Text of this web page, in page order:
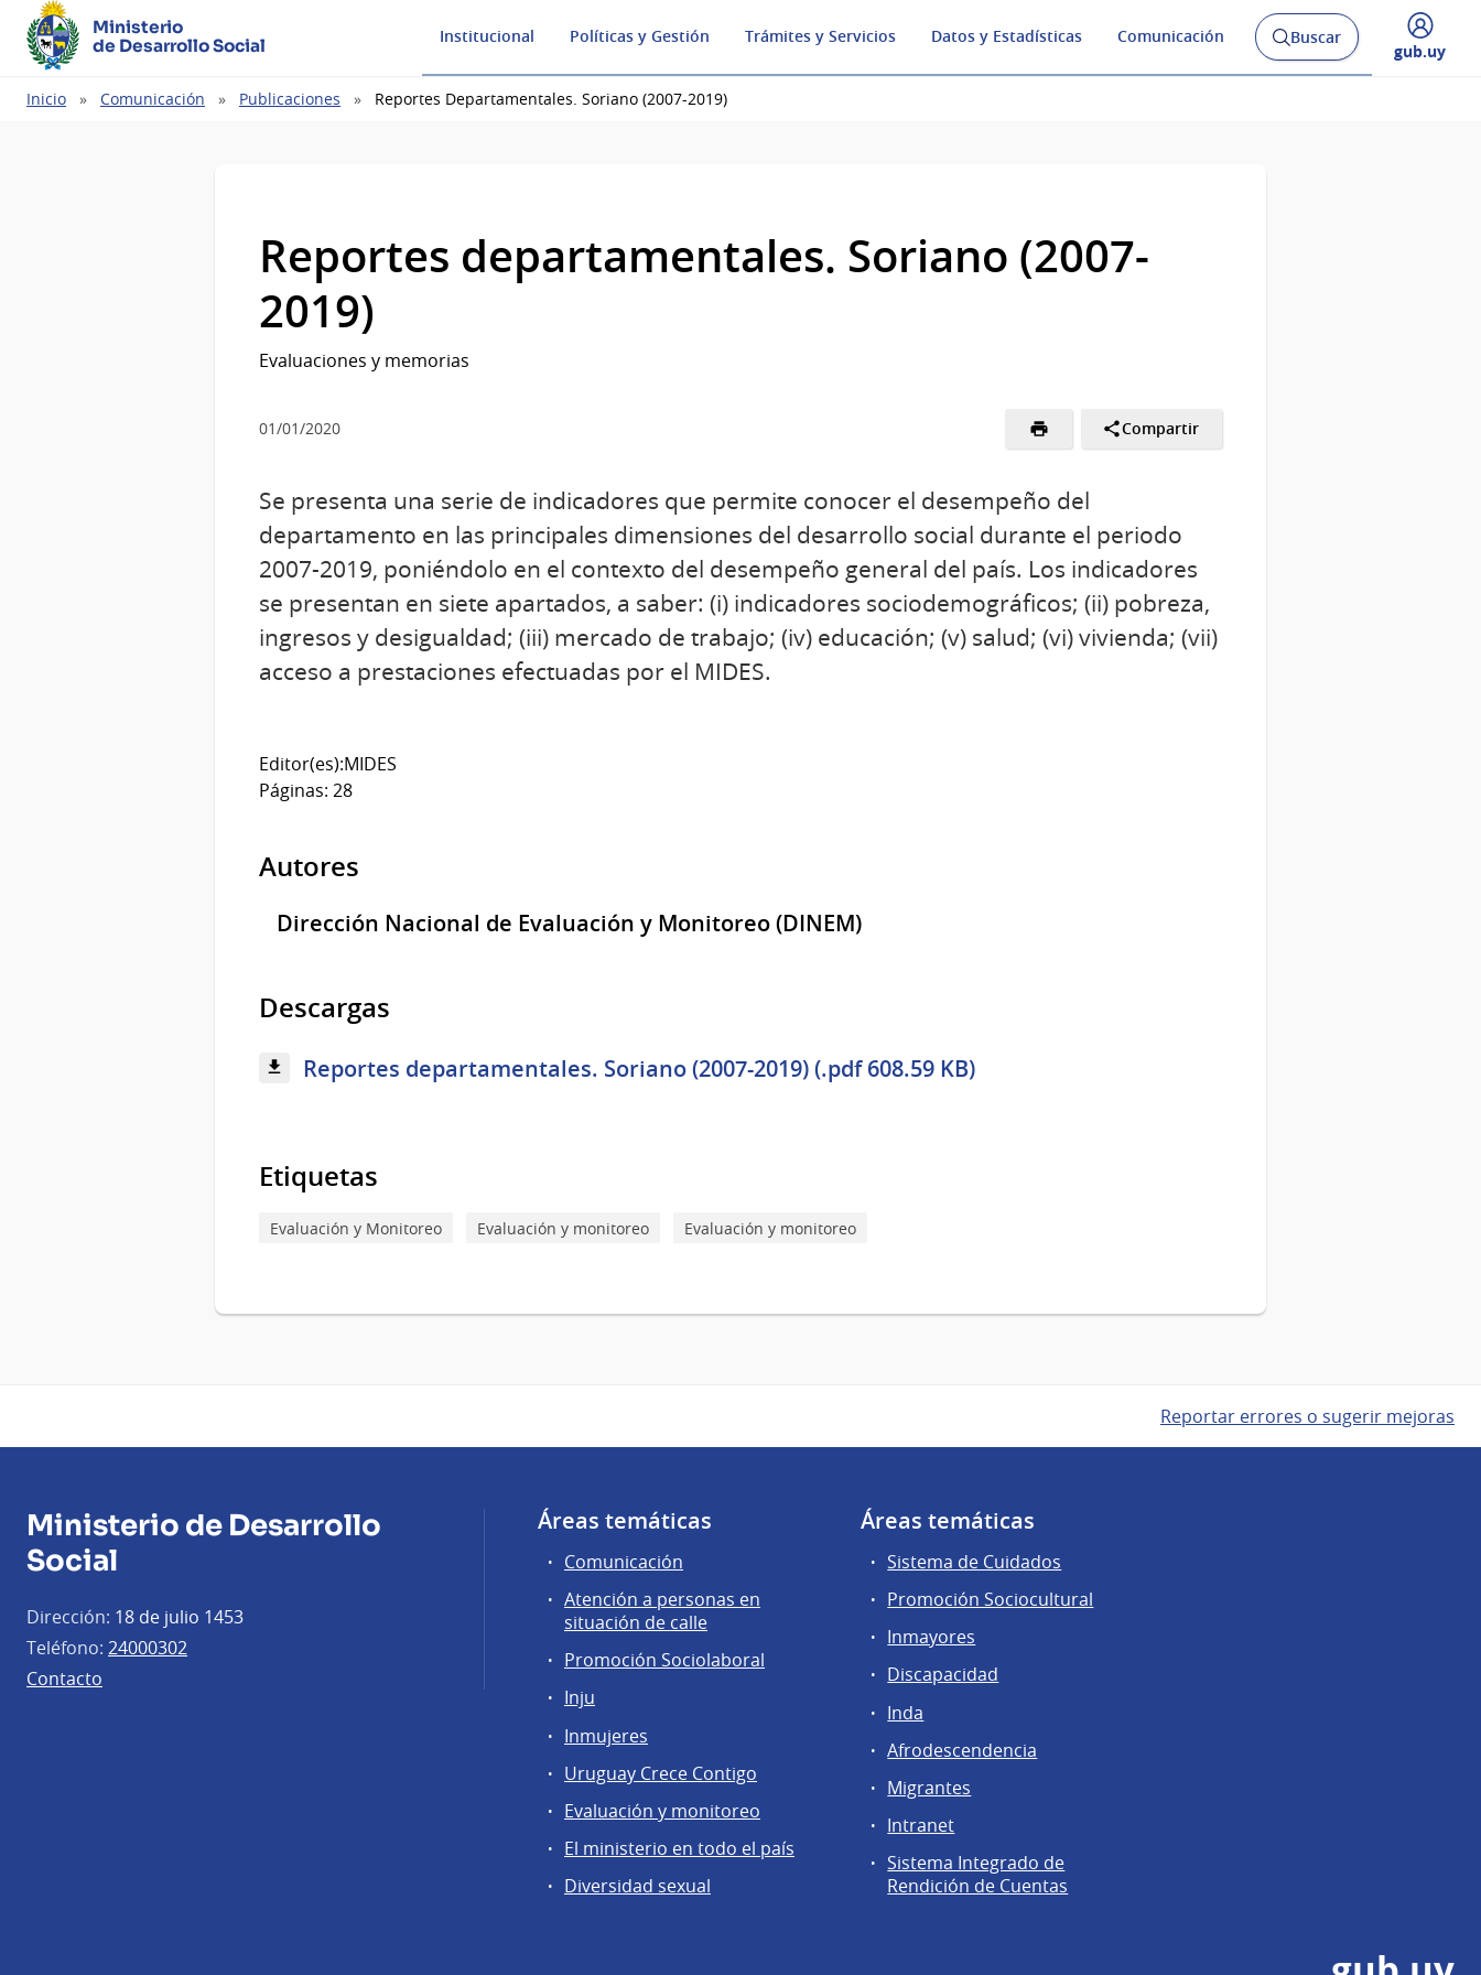
Ministerio
de Desarrollo Social
Institucional Políticas y Gestión Trámites y Servicios Datos y Estadísticas Comunicación
Abrir
buscador
Buscar
Desplegar
gub.uy
Ruta
Inicio Comunicación Publicaciones Reportes Departamentales. Soriano (2007-2019)
Reportes departamentales. Soriano (2007-
2019)
Evaluaciones y memorias
01/01/2020 Compartir
Se presenta una serie de indicadores que permite conocer el desempeño del
departamento en las principales dimensiones del desarrollo social durante el periodo
2007-2019, poniéndolo en el contexto del desempeño general del país. Los indicadores
se presentan en siete apartados, a saber: (i) indicadores sociodemográficos; (ii) pobreza,
ingresos y desigualdad; (iii) mercado de trabajo; (iv) educación; (v) salud; (vi) vivienda; (vii)
acceso a prestaciones efectuadas por el MIDES.
Editor(es):MIDES
Páginas: 28
Autores
Dirección Nacional de Evaluación y Monitoreo (DINEM)
Descargas
Reportes departamentales. Soriano (2007-2019) (.pdf 608.59 KB)
Etiquetas
Evaluación y Monitoreo Evaluación y monitoreo Evaluación y monitoreo
Reportar errores o sugerir mejoras
Ministerio de Desarrollo
Social
Dirección: 18 de julio 1453
Teléfono: 24000302
Contacto
Áreas temáticas
Comunicación
Atención a personas en
situación de calle
Promoción Sociolaboral
Inju
Inmujeres
Uruguay Crece Contigo
Evaluación y monitoreo
El ministerio en todo el país
Diversidad sexual
Áreas temáticas
Sistema de Cuidados
Promoción Sociocultural
Inmayores
Discapacidad
Inda
Afrodescendencia
Migrantes
Intranet
Sistema Integrado de
Rendición de Cuentas